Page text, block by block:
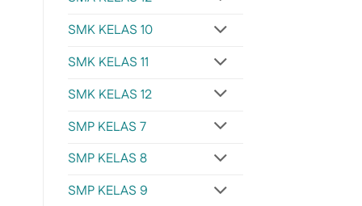
SMK KELAS 10
SMK KELAS 11
SMK KELAS 12
SMP KELAS 7
SMP KELAS 8
SMP KELAS 9